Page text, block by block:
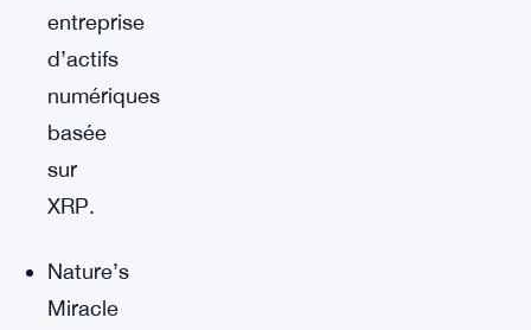
entreprise
d’actifs
numériques
basée
sur
XRP.
Nature’s
Miracle